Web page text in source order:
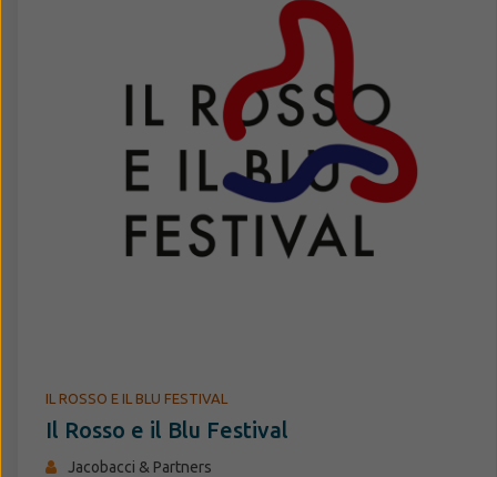
IL ROSSO E IL BLU FESTIVAL
Il Rosso e il Blu Festival
Jacobacci & Partners